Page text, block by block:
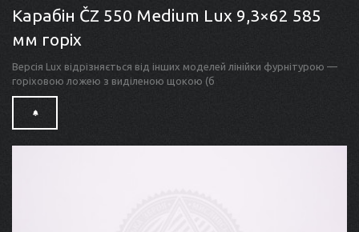
Карабін ČZ 550 Medium Lux 9,3×62 585
мм горіх
Версія Lux відрізняється від інших моделей лінійки фурнітурою —
горіховою ложею з виділеною щокою (б